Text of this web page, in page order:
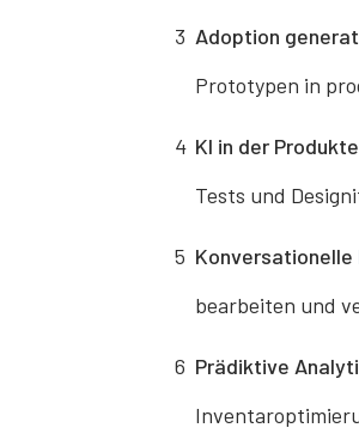
3 Adoption
Prototypen in
4 KI in der
Tests und
5 Konversationelle
bearbeiten und
6 Prädiktive